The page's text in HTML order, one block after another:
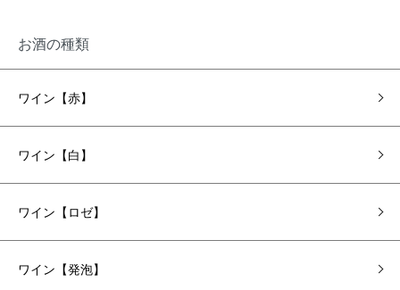
お酒の種類
ワイン【赤】
ワイン【白】
ワイン【ロゼ】
ワイン【発泡】